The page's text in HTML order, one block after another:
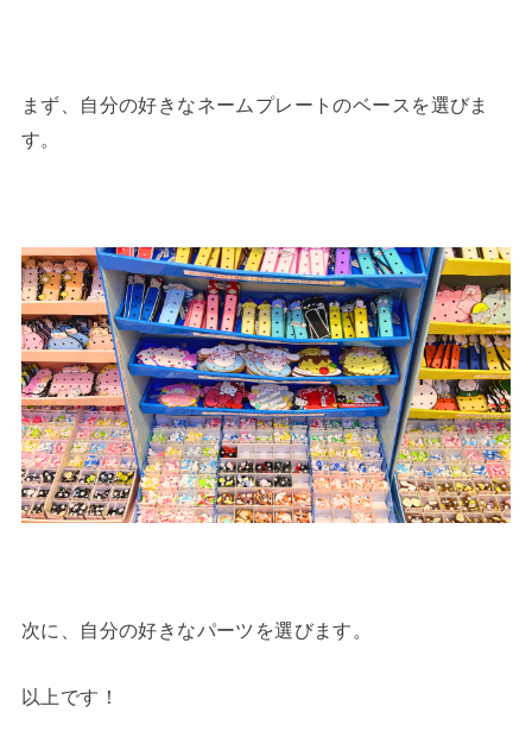
まず、自分の好きなネームプレートのベースを選びま
す。
次に、自分の好きなパーツを選びます。
以上です！